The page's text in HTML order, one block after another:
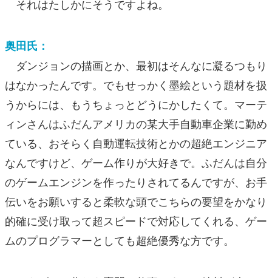
それはたしかにそうですよね。
奥田氏：
ダンジョンの描画とか、最初はそんなに凝るつもり
はなかったんです。でもせっかく墨絵という題材を扱
うからには、もうちょっとどうにかしたくて。マーテ
ィンさんはふだんアメリカの某大手自動車企業に勤め
ている、おそらく自動運転技術とかの超絶エンジニア
なんですけど、ゲーム作りが大好きで。ふだんは自分
のゲームエンジンを作ったりされてるんですが、お手
伝いをお願いすると柔軟な頭でこちらの要望をかなり
的確に受け取って超スピードで対応してくれる、ゲー
ムのプログラマーとしても超絶優秀な方です。